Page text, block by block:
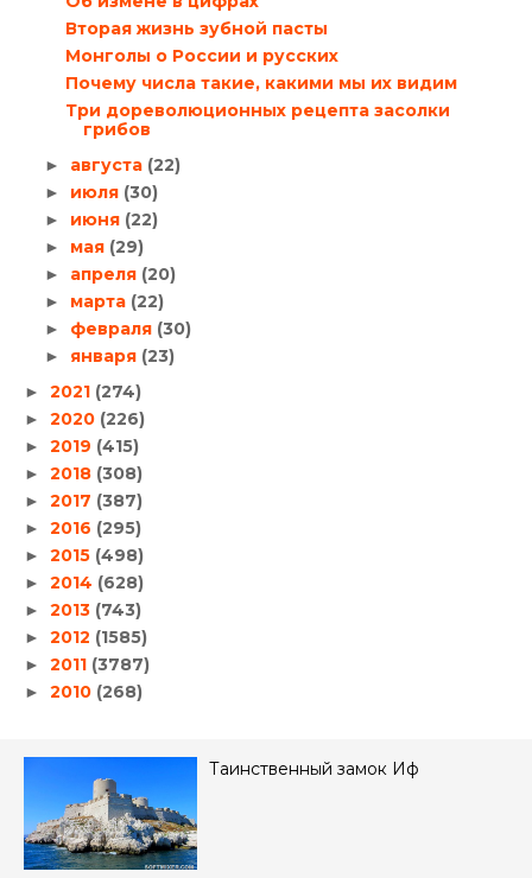
Вторая жизнь зубной пасты
Монголы о России и русских
Почему числа такие, какими мы их видим
Три дореволюционных рецепта засолки
грибов
► августа (22)
► июля (30)
► июня (22)
► мая (29)
► апреля (20)
► марта (22)
► февраля (30)
► января (23)
► 2021 (274)
► 2020 (226)
► 2019 (415)
► 2018 (308)
► 2017 (387)
► 2016 (295)
► 2015 (498)
► 2014 (628)
► 2013 (743)
► 2012 (1585)
► 2011 (3787)
► 2010 (268)
Таинственный замок Иф